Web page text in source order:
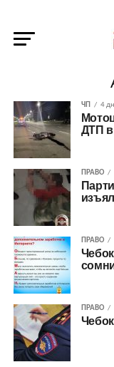
ЧП 4
ДТП в
ПРАВО
ПРАВО
ПРАВО